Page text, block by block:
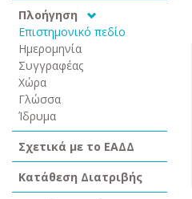
Πλοήγηση
Επιστημονικό πεδίο
Ημερομηνία
Συγγραφέας
Χώρα
Γλώσσα
Ίδρυμα
Σχετικά με το ΕΑΔΔ
Κατάθεση Διατριβής